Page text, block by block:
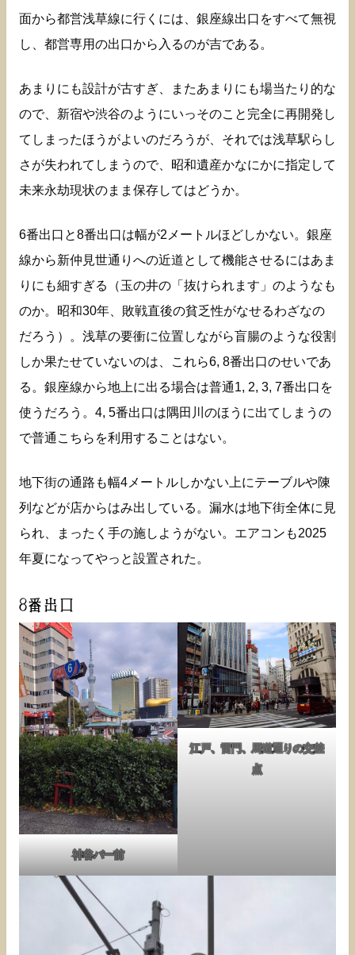
面から都営浅草線に行くには、銀座線出口をすべて無視
し、都営専用の出口から入るのが吉である。
あまりにも設計が古すぎ、またあまりにも場当たり的な
ので、新宿や渋谷のようにいっそのこと完全に再開発し
てしまったほうがよいのだろうが、それでは浅草駅らし
さが失われてしまうので、昭和遺産かなにかに指定して
未来永劫現状のまま保存してはどうか。
6番出口と8番出口は幅が2メートルほどしかない。銀座
線から新仲見世通りへの近道として機能させるにはあま
りにも細すぎる（玉の井の「抜けられます」のようなも
のか。昭和30年、敗戦直後の貧乏性がなせるわざなの
だろう）。浅草の要衝に位置しながら盲腸のような役割
しか果たせていないのは、これら6, 8番出口のせいであ
る。銀座線から地上に出る場合は普通1, 2, 3, 7番出口を
使うだろう。4, 5番出口は隅田川のほうに出てしまうの
で普通こちらを利用することはない。
地下街の通路も幅4メートルしかない上にテーブルや陳
列などが店からはみ出している。漏水は地下街全体に見
られ、まったく手の施しようがない。エアコンも2025
年夏になってやっと設置された。
8番出口
神谷バー前
江戸、雷門、馬道通りの交差
点